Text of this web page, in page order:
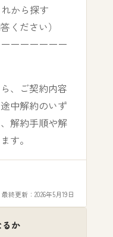
から探す
ください）
ーーーーーー
、ご契約内容
中解約のいず
解約手順や解
す。
最終更新： 2026年5月19日
るか